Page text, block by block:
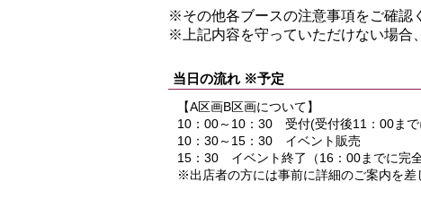
※その他各ブースの注意事項をご確認
※上記内容を守っていただけない場合
当日の流れ ※予定
【A区画B区画について】
10：00～10：30 受付(受付後11：00まで
10：30～15：30 イベント販売
15：30 イベント終了（16：00までに完全
※出店者の方には事前に詳細のご案内を差